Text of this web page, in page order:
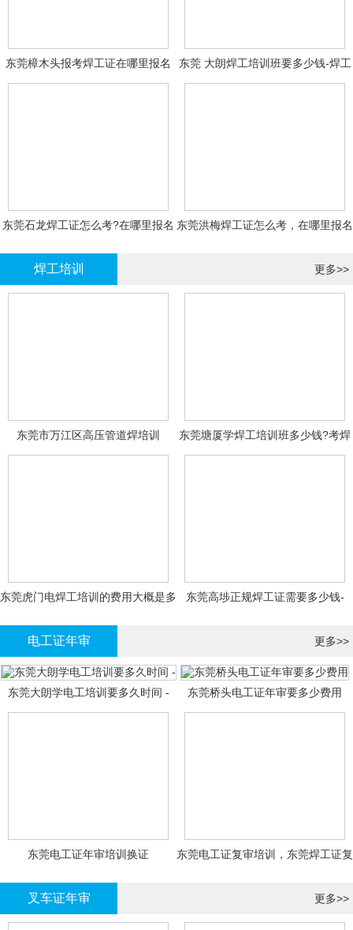
东莞樟木头报考焊工证在哪里报名
东莞 大朗焊工培训班要多少钱-焊工
报名
东莞石龙焊工证怎么考?在哪里报名 东莞洪梅焊工证怎么考，在哪里报名
焊工培训 更多>>
东莞市万江区高压管道焊培训
东莞塘厦学焊工培训班多少钱?考焊
工证大概多少钱?
东莞虎门电焊工培训的费用大概是多
东莞高埗正规焊工证需要多少钱-
电工证年审 更多>>
东莞大朗学电工培训要多久时间 - 东莞桥头电工证年审要多少费用
东莞电工证年审培训换证
东莞电工证复审培训，东莞焊工证复
叉车证年审 更多>>